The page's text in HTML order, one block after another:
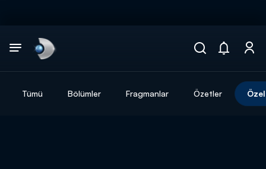
Tümü Bölümler Fragmanlar Özetler